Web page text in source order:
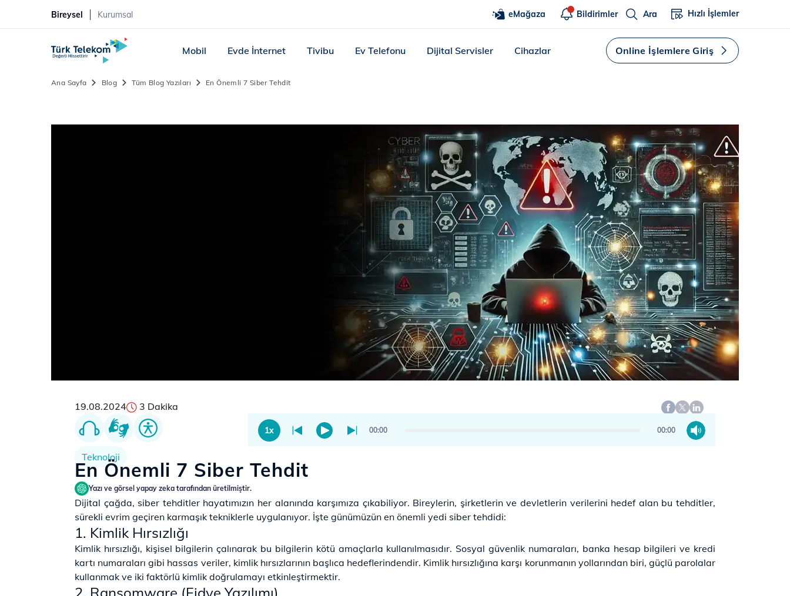
Bireysel Kurumsal eMağaza Bildirimler Ara Hızlı İşlemler
Mobil Evde İnternet Tivibu Ev Telefonu Dijital Servisler Cihazlar Online İşlemlere Giriş
Ana Sayfa Blog Tüm Blog Yazıları En Önemli 7 Siber Tehdit
19.08.2024 3 Dakika
1x 00:00 00:00
Teknoloji
En Önemli 7 Siber Tehdit
Yazı ve görsel yapay zeka tarafından üretilmiştir.
Dijital çağda, siber tehditler hayatımızın her alanında karşımıza çıkabiliyor. Bireylerin, şirketlerin ve devletlerin verilerini hedef alan bu tehditler,
sürekli evrim geçiren karmaşık tekniklerle uygulanıyor. İşte günümüzün en önemli yedi siber tehdidi:
1. Kimlik Hırsızlığı
Kimlik hırsızlığı, kişisel bilgilerin çalınarak bu bilgilerin kötü amaçlarla kullanılmasıdır. Sosyal güvenlik numaraları, banka hesap bilgileri ve kredi
kartı numaraları gibi hassas veriler, kimlik hırsızlarının başlıca hedeflerindendir. Kimlik hırsızlığına karşı korunmanın yollarından biri, güçlü parolalar
kullanmak ve iki faktörlü kimlik doğrulamayı etkinleştirmektir.
2. Ransomware (Fidye Yazılımı)